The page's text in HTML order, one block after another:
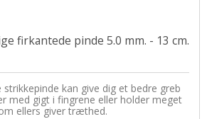
firkantede pinde 5.0 mm. - 13 cm.
kan give dig et bedre greb
med gigt i fingrene eller holder meget
ellers giver træthed.